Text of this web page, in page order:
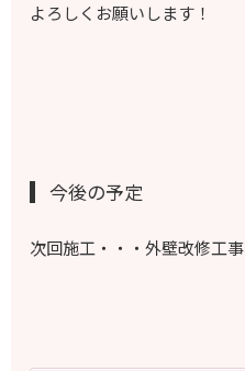
よろしくお願いします！
今後の予定
次回施工・・・外壁改修工事